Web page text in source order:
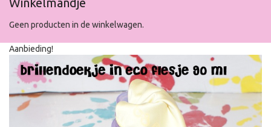
Geen producten in de winkelwagen.
Aanbieding!